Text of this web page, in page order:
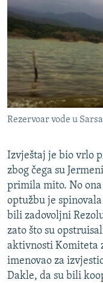
Rezervoar vode u
Izvještaj je bio vrlo
zbog čega su
primila mito. No ona
optužbu je
bili zadovoljni
zato što su
aktivnosti Komiteta
imenovao za
Dakle, da su bili